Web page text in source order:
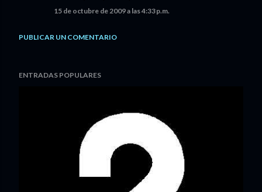
15 de octubre de 2009 a las 4:33 p.m.
PUBLICAR UN COMENTARIO
ENTRADAS POPULARES